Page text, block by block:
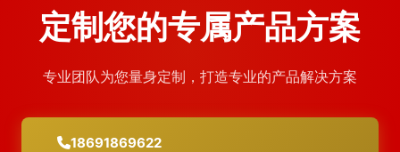
定制您的专属产品方案
专业团队为您量身定制，打造专业的产品解决方案
18691869622